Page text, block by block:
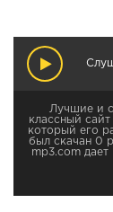
Лучшие и
классный
который его
был скачан 0
mp3.com